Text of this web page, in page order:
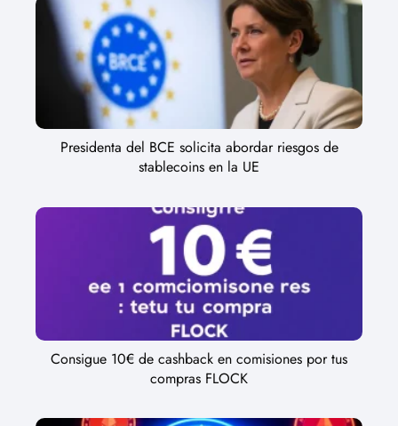
Presidenta del BCE solicita abordar riesgos de
stablecoins en la UE
Consigue 10€ de cashback en comisiones por tus
compras FLOCK